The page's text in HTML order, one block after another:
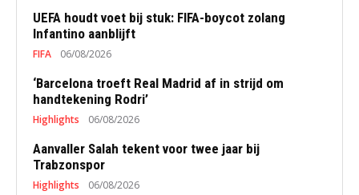
UEFA houdt voet bij stuk: FIFA-boycot zolang
Infantino aanblijft
FIFA 06/08/2026
‘Barcelona troeft Real Madrid af in strijd om
handtekening Rodri’
Highlights 06/08/2026
Aanvaller Salah tekent voor twee jaar bij
Trabzonspor
Highlights 06/08/2026